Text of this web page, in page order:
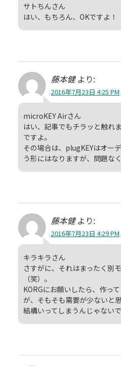
サトちんさん
はい、もちろん、OKですよ！
藤本健 より:
2016年7月23日 4:25 PM
microKEY Airさん
はい、記事でもチラッと触れ
ですよ。
その場合は、plugKEYはオー
う形にはなりますが、問題なく
藤本健 より:
2016年7月23日 4:29 PM
キラキラさん
さすがに、それはまったく別
（笑）。
KORGにお願いしたら、作っ
が、そもそも需要が少ないと
結構いってしまうんじゃない